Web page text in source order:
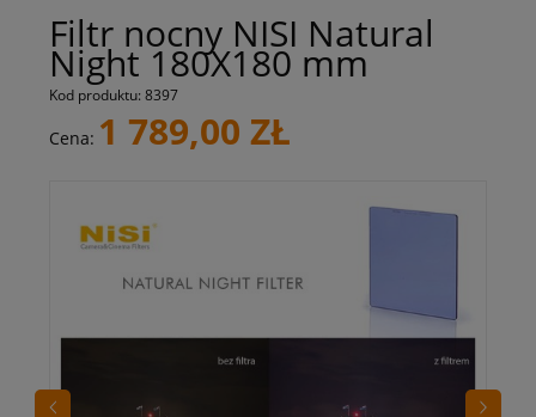
Filtr nocny NISI Natural
Night 180X180 mm
Kod produktu: 8397
Cena: 1 789,00 ZŁ